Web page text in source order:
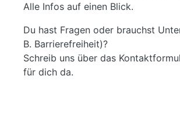
Alle Infos auf einen Blick.
Du hast Fragen oder brauchst
B. Barrierefreiheit)?
Schreib uns über das
für dich da.